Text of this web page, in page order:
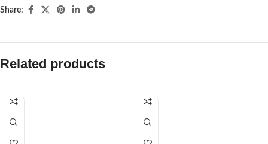
Share:
Related products